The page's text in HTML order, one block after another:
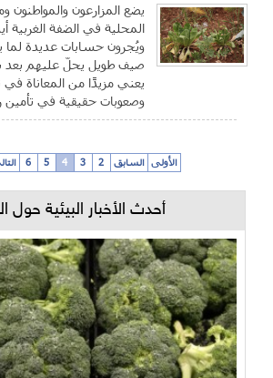
يضع المزارعون والمواطنون
المحلية في الضفة الغربية
ويُجرون حسابات عديدة
صيف طويل يحلّ عليهم بعد
يعني مزيدًا من المعاناة في
وصعوبات حقيقية في تأمين
الأولى السابق 2
3
4
5
6
أحدث الأخبار البيئية حول